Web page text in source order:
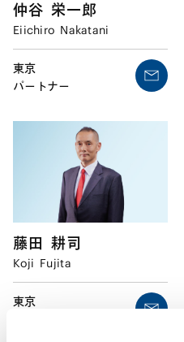
仲谷 栄一郎
Eiichiro Nakatani
東京
パートナー
藤田 耕司
Koji Fujita
東京